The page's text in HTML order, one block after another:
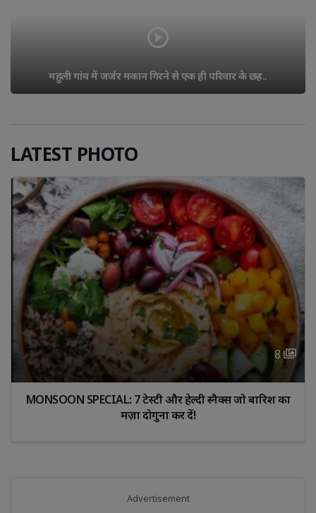
महुली गांव में जर्जर मकान गिरने से एक ही परिवार के छह..
LATEST PHOTO
8
MONSOON SPECIAL: 7 टेस्टी और हेल्दी स्नैक्स जो बारिश का
मज़ा दोगुना कर दें!
Advertisement